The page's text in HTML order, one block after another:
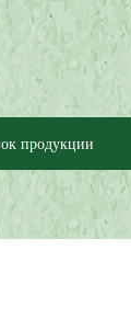
продукции